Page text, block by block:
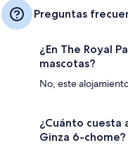
Preguntas
¿En The Royal
mascotas?
No, este
¿Cuánto cuesta
Ginza 6-chome?